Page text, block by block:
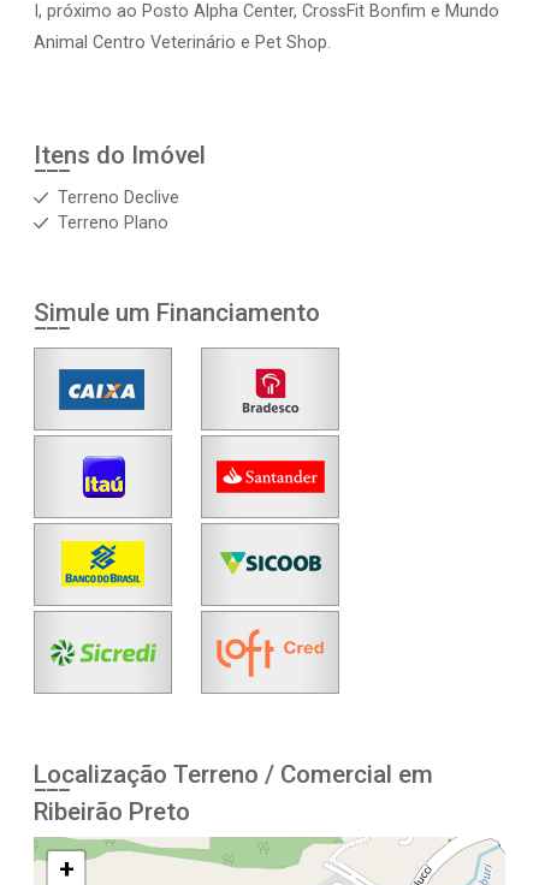
I, próximo ao Posto Alpha Center, CrossFit Bonfim e Mundo
Animal Centro Veterinário e Pet Shop.
Itens do Imóvel
Terreno Declive
Terreno Plano
Simule um Financiamento
Localização Terreno / Comercial em
Ribeirão Preto
+